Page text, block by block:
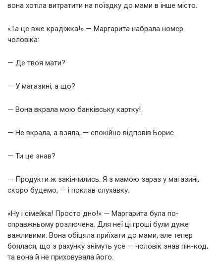
вона хотіла витратити на поїздку до мами в інше місто.
«Та це вже крадіжка!» — Маргарита набрала номер
чоловіка:
— Де твоя мати?
— У магазині, а що?
— Вона вкрала мою банківську картку!
— Не вкрала, а взяла, — спокійно відповів Борис.
— Ти це знав?
— Продукти ж закінчились. Я з мамою зараз у магазині,
скоро будемо, — і поклав слухавку.
«Ну і сімейка! Просто дно!» — Маргарита була по-
справжньому розлючена. Для неї ці гроші були дуже
важливими. Вона обіцяла приїхати до мами, але тепер
боялася, що з рахунку знімуть усе — чоловік знав пін-код,
та вона й не приховувала його.